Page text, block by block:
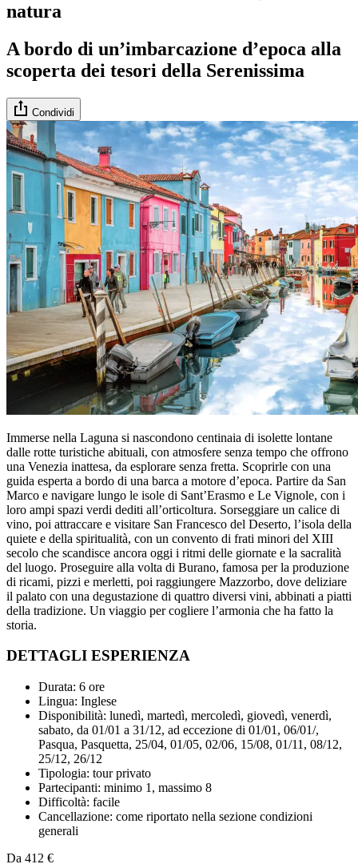
natura
A bordo di un’imbarcazione d’epoca alla
scoperta dei tesori della Serenissima
Condividi
Immerse nella Laguna si nascondono centinaia di isolette lontane
dalle rotte turistiche abituali, con atmosfere senza tempo che offrono
una Venezia inattesa, da esplorare senza fretta. Scoprirle con una
guida esperta a bordo di una barca a motore d’epoca. Partire da San
Marco e navigare lungo le isole di Sant’Erasmo e Le Vignole, con i
loro ampi spazi verdi dediti all’orticoltura. Sorseggiare un calice di
vino, poi attraccare e visitare San Francesco del Deserto, l’isola della
quiete e della spiritualità, con un convento di frati minori del XIII
secolo che scandisce ancora oggi i ritmi delle giornate e la sacralità
del luogo. Proseguire alla volta di Burano, famosa per la produzione
di ricami, pizzi e merletti, poi raggiungere Mazzorbo, dove deliziare
il palato con una degustazione di quattro diversi vini, abbinati a piatti
della tradizione. Un viaggio per cogliere l’armonia che ha fatto la
storia.
DETTAGLI ESPERIENZA
Durata: 6 ore
Lingua: Inglese
Disponibilità: lunedì, martedì, mercoledì, giovedì, venerdì,
sabato, da 01/01 a 31/12, ad eccezione di 01/01, 06/01/,
Pasqua, Pasquetta, 25/04, 01/05, 02/06, 15/08, 01/11, 08/12,
25/12, 26/12
Tipologia: tour privato
Partecipanti: minimo 1, massimo 8
Difficoltà: facile
Cancellazione: come riportato nella sezione condizioni
generali
Da 412 €